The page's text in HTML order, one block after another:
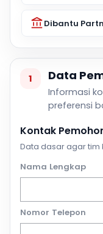
Dibantu
1 Data
Informasi
preferensi
Kontak
Data dasar agar
Nama Lengkap
Nomor Telepon